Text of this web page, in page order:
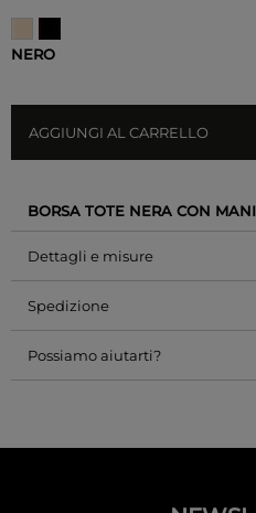
NERO
AGGIUNGI AL CARRELLO
BORSA TOTE NERA CON
Dettagli e misure
Spedizione
Possiamo aiutarti?